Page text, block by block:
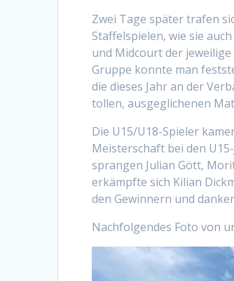
Zwei Tage später trafen
Staffelspielen, wie sie
und Midcourt der
Gruppe konnte man
die dieses Jahr an der
tollen, ausgeglichenen
Die U15/U18-Spieler
Meisterschaft bei den
sprangen Julian Gött,
erkämpfte sich Kilian
den Gewinnern und
Nachfolgendes Foto von